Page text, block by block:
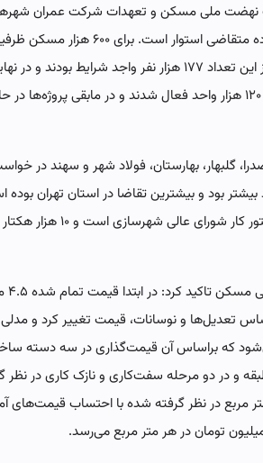
نهضت ملی مسکن و تعهدات شرکت عمران
پایه تعداد متقاضی واجد شرایط و آورده متقاضی
برای اجرا در نظر گرفته شد که در حال ۱۲۰ هزار واحد فعال شدند و در مابقی
پرند، صدرا، گلبهار، بهارستان، فولاد شهر و سهند در
بود و بیشترین تقاضا در استان تهران بوده
۷ هزار هکتار از اراضی مورد نیاز در
وی
تعدیل‌ها و نوسانات، قیمت تغییر کرد و
، ۳ طبقه تا ۶ طبقه و بلای ۶ طبقه و در دو مرحله سفت‌کاری و نازک
در هر متر مربع در نظر گرفته شده با احتساب